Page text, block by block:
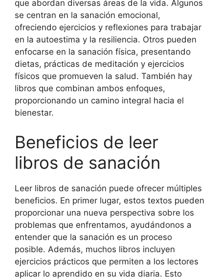
que abordan diversas áreas de la vida. Algunos
se centran en la sanación emocional,
ofreciendo ejercicios y reflexiones para trabajar
en la autoestima y la resiliencia. Otros pueden
enfocarse en la sanación física, presentando
dietas, prácticas de meditación y ejercicios
físicos que promueven la salud. También hay
libros que combinan ambos enfoques,
proporcionando un camino integral hacia el
bienestar.
Beneficios de leer
libros de sanación
Leer libros de sanación puede ofrecer múltiples
beneficios. En primer lugar, estos textos pueden
proporcionar una nueva perspectiva sobre los
problemas que enfrentamos, ayudándonos a
entender que la sanación es un proceso
posible. Además, muchos libros incluyen
ejercicios prácticos que permiten a los lectores
aplicar lo aprendido en su vida diaria. Esto